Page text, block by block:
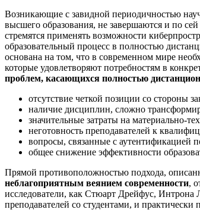
Возникающие с завидной периодичностью
высшего образования, не завершаются и по
стремятся применять возможности
образовательный процесс в полностью
основана на том, что в современном мире
которые удовлетворяют потребностям в
проблем, касающихся полностью
отсутствие четкой позиции со стороны
наличие дисциплин, сложно
значительные затраты на материально-
неготовность преподавателей к
вопросы, связанные с аутентификацией
общее снижение эффективности
Прямой противоположностью подхода,
неблагоприятным веянием современности,
исследователи, как Стюарт Дрейфус, Интрона
преподавателей со студентами, и